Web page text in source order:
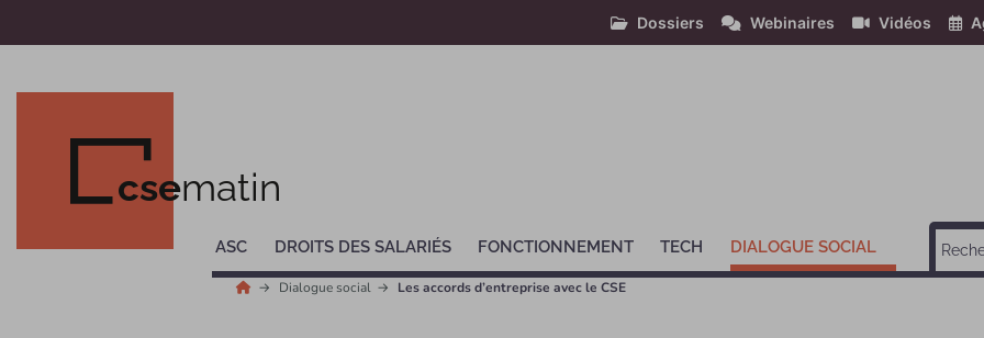
Dossiers Webinaires Vidéos
csematin
ASC DROITS DES SALARIÉS FONCTIONNEMENT TECH DIALOGUE SOCIAL
Dialogue social Les accords d’entreprise avec le CSE